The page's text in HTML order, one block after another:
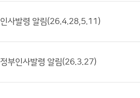
인사발령 알림(26.4.28,5.11)
정부인사발령 알림(26.3.27)